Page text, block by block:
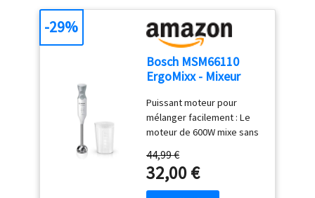
Bosch MSM66110
ErgoMixx - Mixeur
Puissant moteur pour
mélanger facilement : Le
moteur de 600W mixe sans
plus durs ; préparez de
nombreuses recettes
grâce à une large gamme
44,99 €
32,00 €
-29%